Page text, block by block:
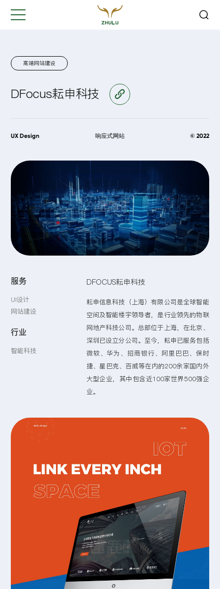
高端网站建设
DFocus耘申科技
UX Design 响应式网站 © 2022
服务
UI设计
网站建设
行业
智能科技
DFOCUS耘申科技
耘申信息科技（上海）有限公司是全球智能
空间及智能楼宇领导者，是行业领先的物联
网地产科技公司。总部位于上海，在北京、
深圳已设立分公司。至今，耘申已服务包括
微软、华为、招商银行、阿里巴巴、保时
捷、星巴克、百威等在内的200余家国内外
大型企业，其中包含近100家世界500强企
业。
是我们最重要的工作之一...
您的姓名:*
联系方式:*
您的需求:
留言: